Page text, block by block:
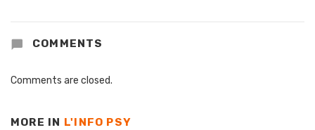
COMMENTS
Comments are closed.
MORE IN L'INFO PSY